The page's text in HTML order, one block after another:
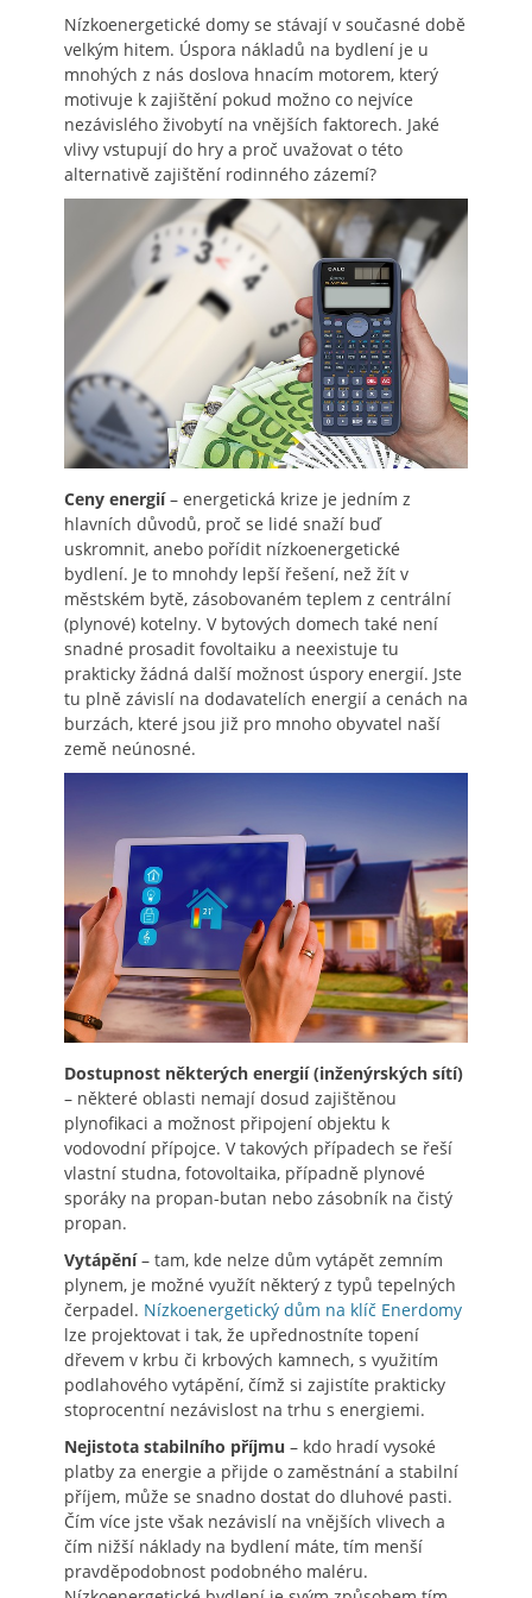
Nízkoenergetické domy se stávají v současné době
velkým hitem. Úspora nákladů na bydlení je u
mnohých z nás doslova hnacím motorem, který
motivuje k zajištění pokud možno co nejvíce
nezávislého živobytí na vnějších faktorech. Jaké
vlivy vstupují do hry a proč uvažovat o této
alternativě zajištění rodinného zázemí?
Ceny energií– energetická krize je jedním z
hlavních důvodů, proč se lidé snaží buď
uskromnit, anebo pořídit nízkoenergetické
bydlení. Je to mnohdy lepší řešení, než žít v
městském bytě, zásobovaném teplem z centrální
(plynové) kotelny. V bytových domech také není
snadné prosadit fovoltaiku a neexistuje tu
prakticky žádná další možnost úspory energií. Jste
tu plně závislí na dodavatelích energií a cenách na
burzách, které jsou již pro mnoho obyvatel naší
země neúnosné.
Dostupnost některých energií (inženýrských sítí)
– některé oblasti nemají dosud zajištěnou
plynofikaci a možnost připojení objektu k
vodovodní přípojce. V takových případech se řeší
vlastní studna, fotovoltaika, případně plynové
sporáky na propan-butan nebo zásobník na čistý
propan.
Vytápění– tam, kde nelze dům vytápět zemním
plynem, je možné využít některý z typů tepelných
čerpadel. Nízkoenergetický dům na klíč Enerdomy
lze projektovat i tak, že upřednostníte topení
dřevem v krbu či krbových kamnech, s využitím
podlahového vytápění, čímž si zajistíte prakticky
stoprocentní nezávislost na trhu s energiemi.
Nejistota stabilního příjmu – kdo hradí vysoké
platby za energie a přijde o zaměstnání a stabilní
příjem, může se snadno dostat do dluhové pasti.
Čím více jste však nezávislí na vnějších vlivech a
čím nižší náklady na bydlení máte, tím menší
pravděpodobnost podobného maléru.